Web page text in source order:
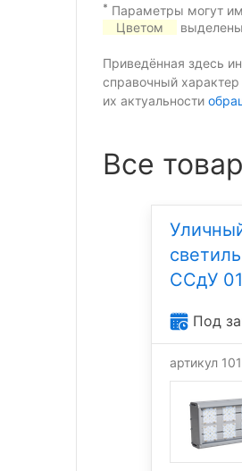
* Параметры могут
Цветом
Приведённая здесь
справочный характер
их актуальности
Все
ССдУ
Под
артикул